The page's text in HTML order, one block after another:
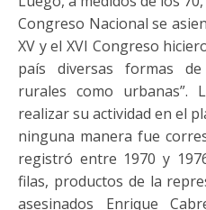
Congreso Nacional se
XV y el XVI Congreso
país diversas formas
rurales como urbanas”.
realizar su actividad en el
ninguna manera fue
registró entre 1970 y
filas, productos de la
asesinados Enrique